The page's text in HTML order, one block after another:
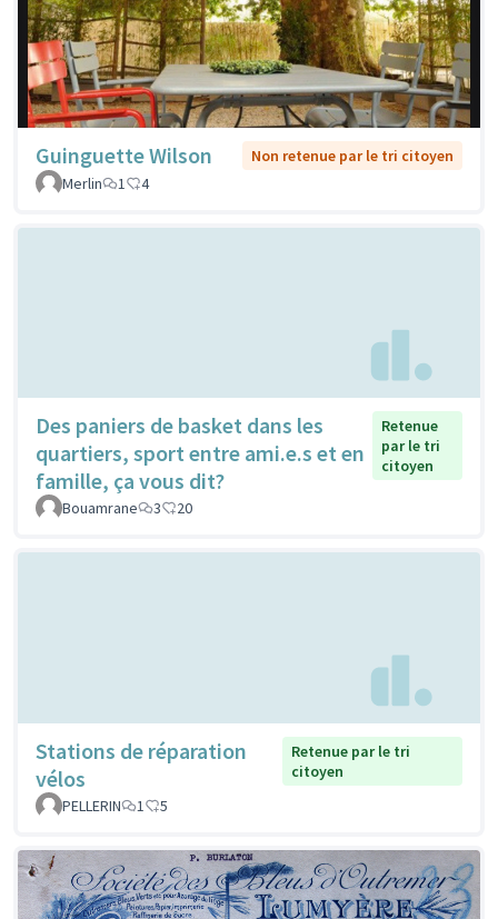
Guinguette Wilson
Non retenue par le tri citoyen
Merlin
1 4
Des paniers de basket dans les
quartiers, sport entre ami.e.s et en
famille, ça vous dit?
Retenue
par le tri
citoyen
Bouamrane 3 20
Stations de réparation
vélos
Retenue par le tri
citoyen
PELLERIN
1 5